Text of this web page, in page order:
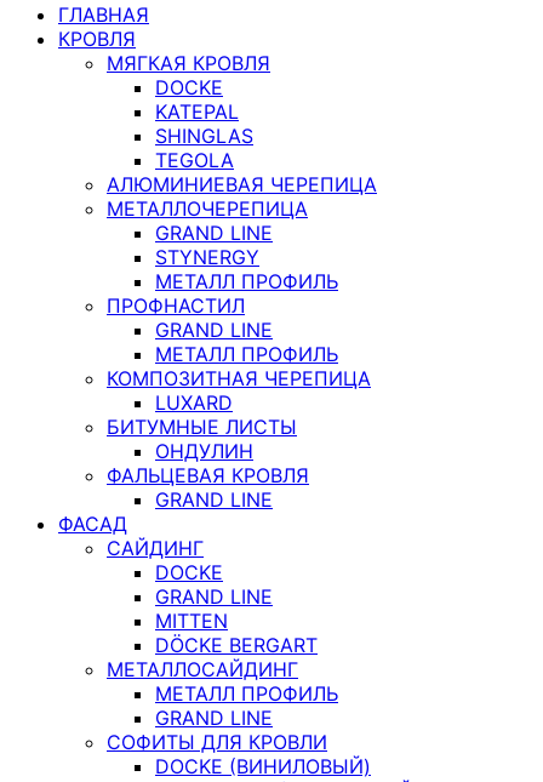
ГЛАВНАЯ
КРОВЛЯ
МЯГКАЯ КРОВЛЯ
DOCKE
KATEPAL
SHINGLAS
TEGOLA
АЛЮМИНИЕВАЯ ЧЕРЕПИЦА
МЕТАЛЛОЧЕРЕПИЦА
GRAND LINE
STYNERGY
МЕТАЛЛ ПРОФИЛЬ
ПРОФНАСТИЛ
GRAND LINE
МЕТАЛЛ ПРОФИЛЬ
КОМПОЗИТНАЯ ЧЕРЕПИЦА
LUXARD
БИТУМНЫЕ ЛИСТЫ
ОНДУЛИН
ФАЛЬЦЕВАЯ КРОВЛЯ
GRAND LINE
ФАСАД
САЙДИНГ
DOCKE
GRAND LINE
MITTEN
DÖCKE BERGART
МЕТАЛЛОСАЙДИНГ
МЕТАЛЛ ПРОФИЛЬ
GRAND LINE
СОФИТЫ ДЛЯ КРОВЛИ
DOCKE (ВИНИЛОВЫЙ)